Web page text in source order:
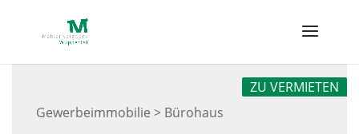
content
Gewerbeimmobilie > Bürohaus
ZU VERMIETEN